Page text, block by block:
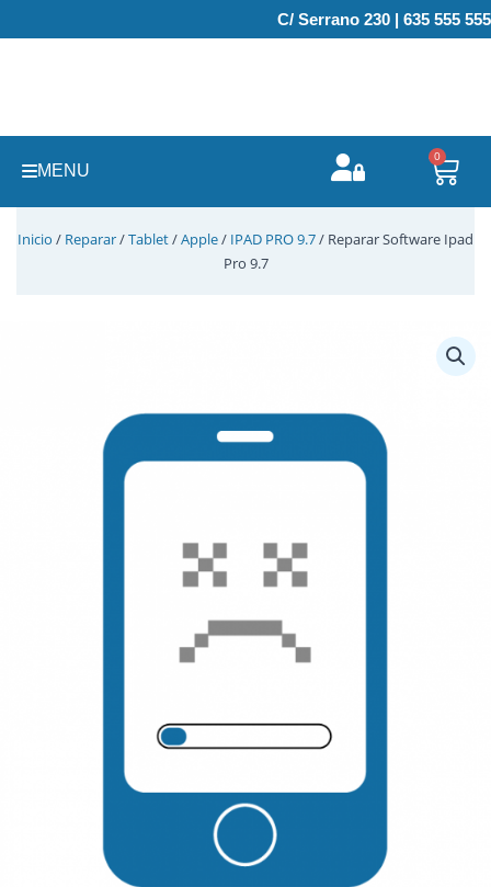
al
C/ Serrano 230 | 635 555 555
MENU
0
Inicio / Reparar/Tablet/Apple/ IPAD PRO 9.7/ Reparar Software Ipad
Pro 9.7